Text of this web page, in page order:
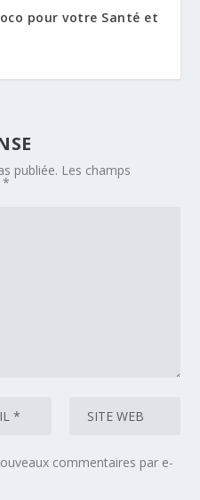
pour votre Santé et
publiée. Les champs
*
commentaires par e-